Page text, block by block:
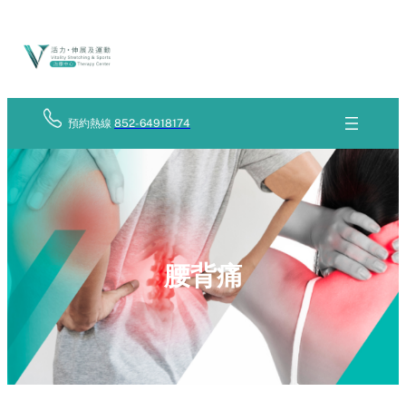
content
預約熱線852-64918174
腰背痛